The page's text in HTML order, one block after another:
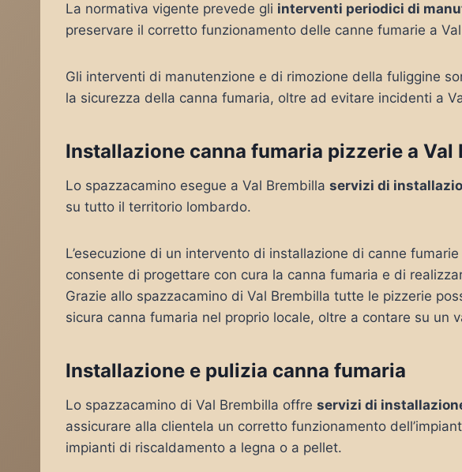
La normativa vigente prevede gli interventi periodici di
preservare il corretto funzionamento delle canne fumarie a
Gli interventi di manutenzione e di rimozione della fuliggine
la sicurezza della canna fumaria, oltre ad evitare incidenti a
Installazione canna fumaria pizzerie a Val
Lo spazzacamino esegue a Val Brembilla servizi di
su tutto il territorio lombardo.
L’esecuzione di un intervento di installazione di canne
consente di progettare con cura la canna fumaria e di
Grazie allo spazzacamino di Val Brembilla tutte le pizzerie
sicura canna fumaria nel proprio locale, oltre a contare su un
Installazione e pulizia canna fumaria
Lo spazzacamino di Val Brembilla offre servizi di
assicurare alla clientela un corretto funzionamento
impianti di riscaldamento a legna o a pellet.